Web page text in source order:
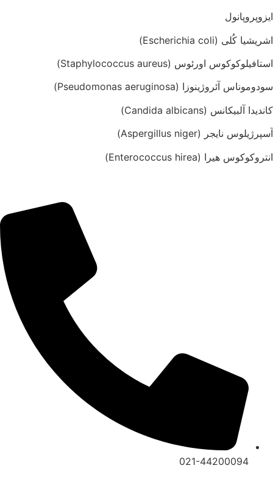
ایزوپروپانول
اشریشیا کُلی (Escherichia coli
)
استافیلوکوکوس اورئوس (Staphylococcus aureus
)
سودوموناس آئروژینوزا (Pseudomonas aeruginosa)
کاندیدا آلبیکانس (Candida albicans)
آسپرژیلوس نایجر (Aspergillus niger)
انتروکوکوس هیرا (Enterococcus hirea)
021-44200094